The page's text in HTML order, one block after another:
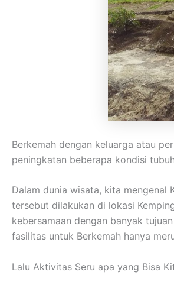
Berkemah dengan keluarga atau
peningkatan beberapa kondisi
Dalam dunia wisata, kita mengenal
tersebut dilakukan di lokasi
kebersamaan dengan banyak
fasilitas untuk Berkemah hanya
Lalu Aktivitas Seru apa yang Bisa